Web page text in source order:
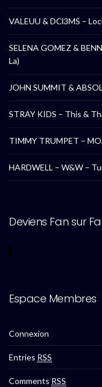
VALEUU & DCl3MS –
SELENA GOMEZ &
La)
JOHN SUMMIT &
STRAY KIDS – This &
TIMMY TRUMPET –
HARDWELL – W&W –
Deviens Fan sur
Espace Membres
Connexion
Entries RSS
Comments RSS